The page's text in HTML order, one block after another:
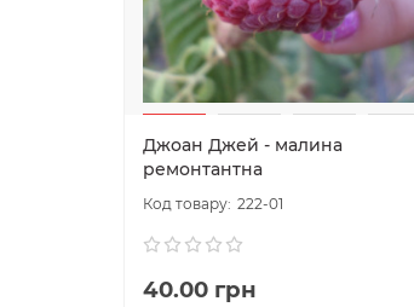
Джоан Джей - малина
ремонтантна
222-01
40.00 грн